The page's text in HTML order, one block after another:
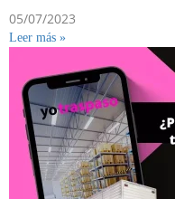
05/07/2023
Leer más »